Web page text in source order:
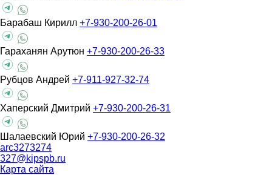
Барабаш Кирилл +7-930-200-26-01
Гараханян Арутюн +7-930-200-26-33
Рубцов Андрей +7-911-927-32-74
Хаперский Дмитрий +7-930-200-26-31
Шалаевский Юрий +7-930-200-26-32
arc3273274
327@kipspb.ru
Карта сайта